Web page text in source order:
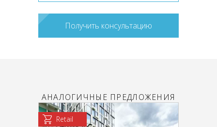
Получить консультацию
АНАЛОГИЧНЫЕ ПРЕДЛОЖЕНИЯ
Retail